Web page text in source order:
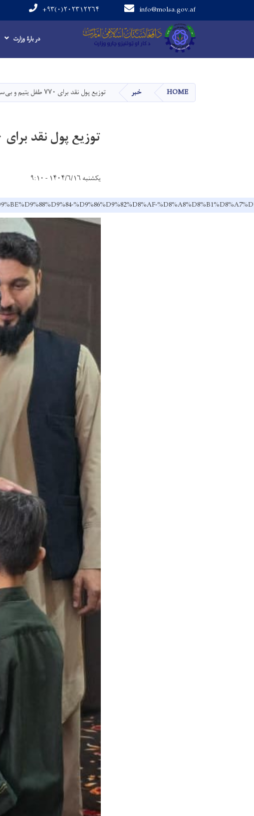
info@molsa.gov.af +۹۳(۰)۲۰۲۳۱۲۲۶۴
Main navigation
در بارۀ وزارت
HOME خبر توزیع پول نقد برای ۷۷۰ طفل یتیم و بی‌سرپرست در بلخ
توزیع پول نقد برای ۷۷۰ طفل یتیم و بی‌سرپرست در بلخ
یکشنبه ۱۴۰۴/۶/۱۶ - ۹:۱۰
%D9%86%D9%82%D8%AF-